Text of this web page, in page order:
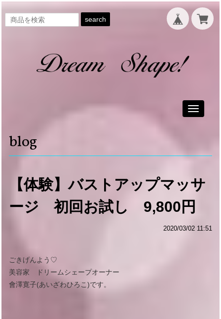
search
Toggle
blog
【体験】バストアップマッサ
ージ 初回お試し 9,800円
2020/03/02 11:51
ごきげんよう♡
美容家 ドリームシェープオーナー
會澤寛子(あいざわひろこ)です。